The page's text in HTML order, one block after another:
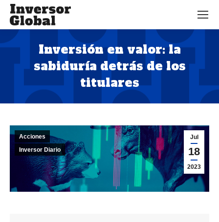
Inversión en valor: la
sabiduría detrás de los
titulares
Estás aquí:
Jul
18
2023
Acciones
Inversor Diario